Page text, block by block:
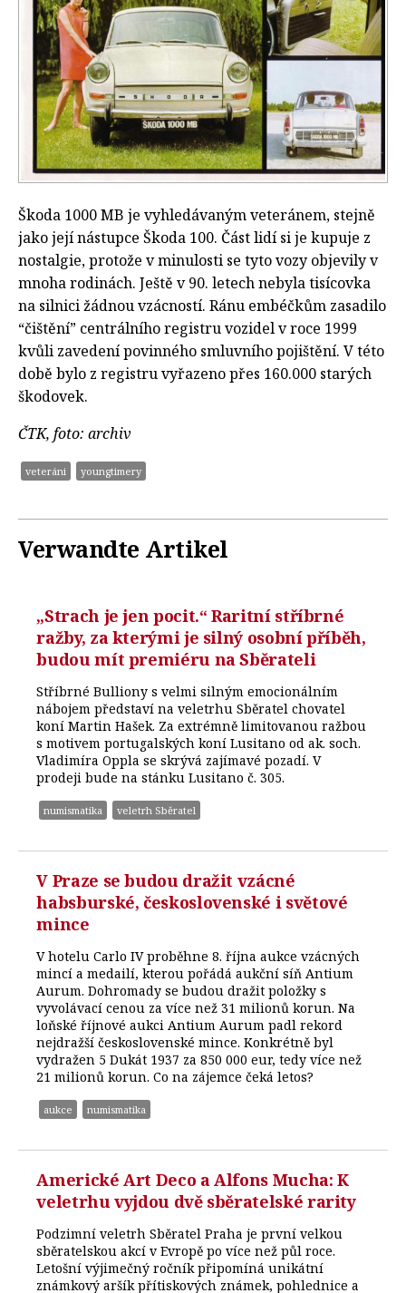
Škoda 1000 MB je vyhledávaným veteránem, stejně
jako její nástupce Škoda 100. Část lidí si je kupuje z
nostalgie, protože v minulosti se tyto vozy objevily v
mnoha rodinách. Ještě v 90. letech nebyla tisícovka
na silnici žádnou vzácností. Ránu embéčkům zasadilo
“čištění” centrálního registru vozidel v roce 1999
kvůli zavedení povinného smluvního pojištění. V této
době bylo z registru vyřazeno přes 160.000 starých
škodovek.
ČTK, foto: archiv
veteráni youngtimery
Verwandte Artikel
„Strach je jen pocit.“ Raritní stříbrné
ražby, za kterými je silný osobní příběh,
budou mít premiéru na Sběrateli
Stříbrné Bulliony s velmi silným emocionálním
nábojem představí na veletrhu Sběratel chovatel
koní Martin Hašek. Za extrémně limitovanou ražbou
s motivem portugalských koní Lusitano od ak. soch.
Vladimíra Oppla se skrývá zajímavé pozadí. V
prodeji bude na stánku Lusitano č. 305.
numismatika veletrh Sběratel
V Praze se budou dražit vzácné
habsburské, československé i světové
mince
V hotelu Carlo IV proběhne 8. října aukce vzácných
mincí a medailí, kterou pořádá aukční síň Antium
Aurum. Dohromady se budou dražit položky s
vyvolávací cenou za více než 31 milionů korun. Na
loňské říjnové aukci Antium Aurum padl rekord
nejdražší československé mince. Konkrétně byl
vydražen 5 Dukát 1937 za 850 000 eur, tedy více než
21 milionů korun. Co na zájemce čeká letos?
aukce numismatika
Americké Art Deco a Alfons Mucha: K
veletrhu vyjdou dvě sběratelské rarity
Podzimní veletrh Sběratel Praha je první velkou
sběratelskou akcí v Evropě po více než půl roce.
Letošní výjimečný ročník připomíná unikátní
známkový aršík přítiskových známek, pohlednice a